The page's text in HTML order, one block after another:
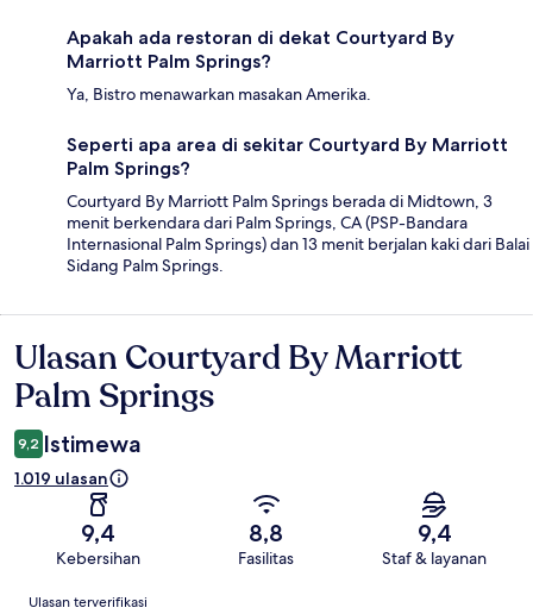
Apakah ada restoran di dekat Courtyard By
Marriott Palm Springs?
Ya, Bistro menawarkan masakan Amerika.
Seperti apa area di sekitar Courtyard By Marriott
Palm Springs?
Courtyard By Marriott Palm Springs berada di Midtown, 3
menit berkendara dari Palm Springs, CA (PSP-Bandara
Internasional Palm Springs) dan 13 menit berjalan kaki dari Balai
Sidang Palm Springs.
Ulasan
Ulasan Courtyard By Marriott
Palm Springs
9,2 Istimewa
1.019 ulasan
9,4
Kebersihan
8,8
Fasilitas
9,4
Staf & layanan
Ulasan
Ulasan terverifikasi